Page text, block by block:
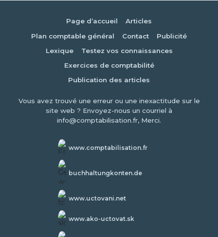
Page d’accueil
Articles
Plan comptable général
Contact
Publicité
Lexique
Testez vos connaissances
Exercices de comptabilité
Publication des articles
Vous avez trouvé une erreur ou une inexactitude sur le
site web ? Envoyez-nous un courriel à
info@comptabilisation.fr, Merci.
www.comptabilisation.fr
buchhaltungkonten.de
www.uctovani.net
www.ako-uctovat.sk